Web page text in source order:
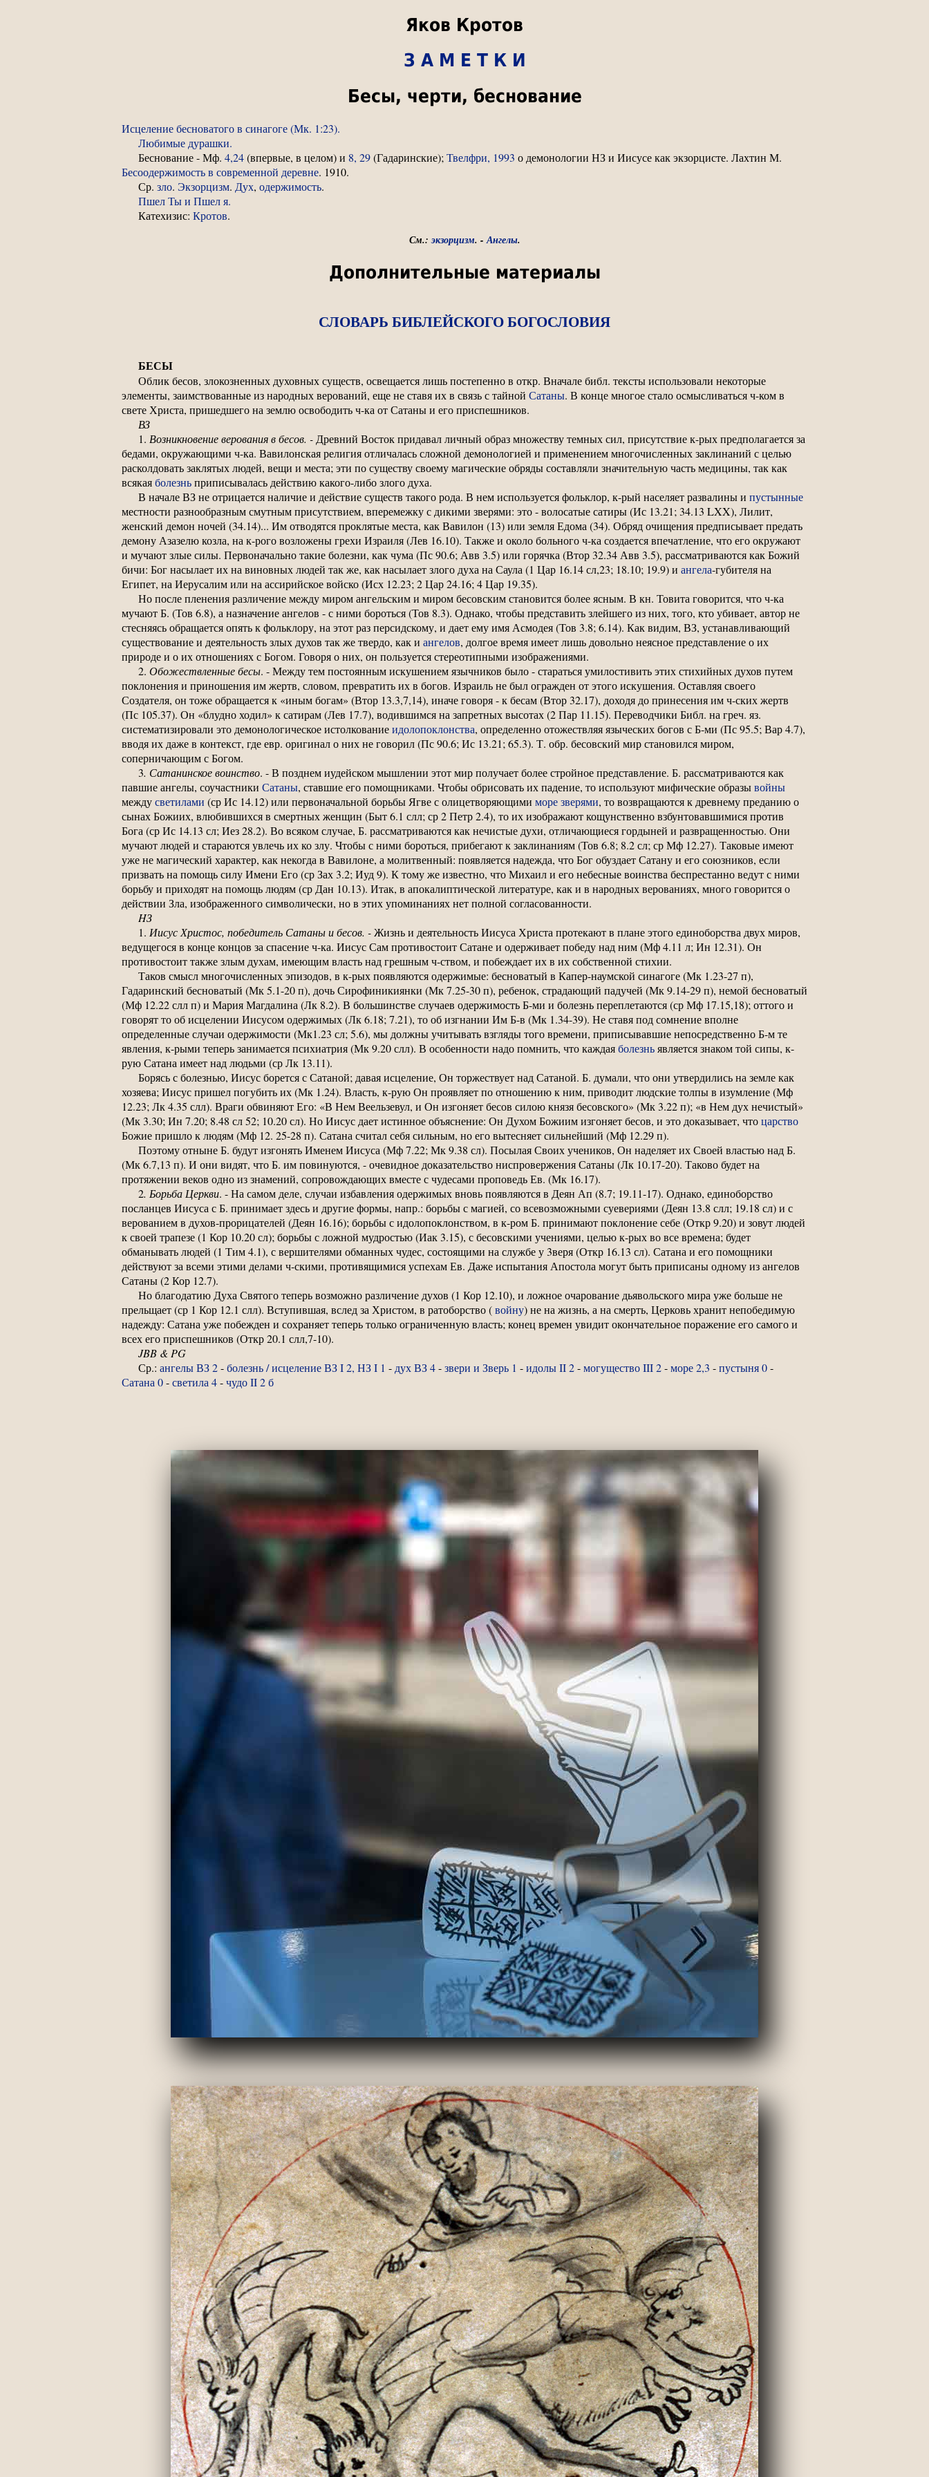
Яков Кротов
З А М Е Т К И
Бесы, черти, беснование
Исцеление бесноватого в синагоге (Мк. 1:23).
Любимые дурашки.
Беснование - Мф. 4,24(впервые, в целом) и 8, 29(Гадаринские); Твелфри, 1993 о демонологии НЗ и Иисусе как экзорцисте. Лахтин М.
Бесоодержимость в современной деревне. 1910.
Ср. зло. Экзорцизм. Дух, одержимость.
Пшел Ты и Пшел я.
Катехизис: Кротов.
См.:экзорцизм. -Ангелы.
Дополнительные материалы
СЛОВАРЬ БИБЛЕЙСКОГО БОГОСЛОВИЯ
БЕСЫ
Облик бесов, злокозненных духовных существ, освещается лишь постепенно в откр. Вначале библ. тексты использовали некоторые
элементы, заимствованные из народных верований, еще не ставя их в связь с тайной Сатаны. В конце многое стало осмысливаться ч-ком в
свете Христа, пришедшего на землю освободить ч-ка от Сатаны и его приспешников.
ВЗ
1. Возникновение верования в бесов. - Древний Восток придавал личный образ множеству темных сил, присутствие к-рых предполагается за
бедами, окружающими ч-ка. Вавилонская религия отличалась сложной демонологией и применением многочисленных заклинаний с целью
расколдовать заклятых людей, вещи и места; эти по существу своему магические обряды составляли значительную часть медицины, так как
всякаяболезньприписывалась действию какого-либо злого духа.
В начале ВЗ не отрицается наличие и действие существ такого рода. В нем используется фольклор, к-рый населяет развалины и пустынные
местности разнообразным смутным присутствием, вперемежку с дикими зверями: это - волосатые сатиры (Ис 13.21; 34.13 LXX), Лилит,
женский демон ночей (34.14)... Им отводятся проклятые места, как Вавилон (13) или земля Едома (34). Обряд очищения предписывает предать
демону Азазелю козла, на к-рого возложены грехи Израиля (Лев 16.10). Также и около больного ч-ка создается впечатление, что его окружают
и мучают злые силы. Первоначально такие болезни, как чума (Пс 90.6; Авв 3.5) или горячка (Втор 32.34 Авв 3.5), рассматриваются как Божий
бичи: Бог насылает их на виновных людей так же, как насылает злого духа на Саула (1 Цар 16.14 сл,23; 18.10; 19.9) и ангела-губителя на
Египет, на Иерусалим или на ассирийское войско (Исх 12.23; 2 Цар 24.16; 4 Цар 19.35).
Но после пленения различение между миром ангельским и миром бесовским становится более ясным. В кн. Товита говорится, что ч-ка
мучают Б. (Тов 6.8), а назначение ангелов - с ними бороться (Тов 8.3). Однако, чтобы представить злейшего из них, того, кто убивает, автор не
стесняясь обращается опять к фольклору, на этот раз персидскому, и дает ему имя Асмодея (Тов 3.8; 6.14). Как видим, ВЗ, устанавливающий
существование и деятельность злых духов так же твердо, как и ангелов, долгое время имеет лишь довольно неясное представление о их
природе и о их отношениях с Богом. Говоря о них, он пользуется стереотипными изображениями.
2. Обожествленныебесы. - Между тем постоянным искушением язычников было - стараться умилостивить этих стихийных духов путем
поклонения и приношения им жертв, словом, превратить их в богов. Израиль не был огражден от этого искушения. Оставляя своего
Создателя, он тоже обращается к «иным богам» (Втор 13.3,7,14), иначе говоря - к бесам (Втор 32.17), доходя до принесения им ч-ских жертв
(Пс 105.37). Он «блудно ходил» к сатирам (Лев 17.7), водившимся на запретных высотах (2 Пар 11.15). Переводчики Библ. на греч. яз.
систематизировали это демонологическое истолкованиеидолопоклонства, определенно отожествляя языческих богов с Б-ми (Пс 95.5; Вар 4.7),
вводя их даже в контекст, где евр. оригинал о них не говорил (Пс 90.6; Ис 13.21; 65.3). Т. обр. бесовский мир становился миром,
соперничающим с Богом.
3. Сатанинское воинство. - В позднем иудейском мышлении этот мир получает более стройное представление. Б. рассматриваются как
павшие ангелы, соучастники Сатаны, ставшие его помощниками. Чтобы обрисовать их падение, то используют мифические образывойны
междусветилами (ср Ис 14.12) или первоначальной борьбы Ягве с олицетворяющими морезверями, то возвращаются к древнему преданию о
сынах Божиих, влюбившихся в смертных женщин (Быт 6.1 слл; ср 2 Петр 2.4), то их изображают кощунственно взбунтовавшимися против
Бога (ср Ис 14.13 сл; Иез 28.2). Во всяком случае, Б. рассматриваются как нечистые духи, отличающиеся гордыней и развращенностью. Они
мучают людей и стараются увлечь их ко злу. Чтобы с ними бороться, прибегают к заклинаниям (Тов 6.8; 8.2 сл; ср Мф 12.27). Таковые имеют
уже не магический характер, как некогда в Вавилоне, а молитвенный: появляется надежда, что Бог обуздает Сатану и его союзников, если
призвать на помощь силу Имени Его (ср Зах 3.2; Иуд 9). К тому же известно, что Михаил и его небесные воинства беспрестанно ведут с ними
борьбу и приходят на помощь людям (ср Дан 10.13). Итак, в апокалиптической литературе, как и в народных верованиях, много говорится о
действии Зла, изображенного символически, но в этих упоминаниях нет полной согласованности.
HЗ
1. Иисус Христос, победитель Сатаны и бесов. -Жизнь и деятельность Иисуса Христа протекают в плане этого единоборства двух миров,
ведущегося в конце концов за спасение ч-ка. Иисус Сам противостоит Сатане и одерживает победу над ним (Мф 4.11 л; Ин 12.31). Он
противостоит также злым духам, имеющим власть над грешным ч-ством, и побеждает их в их собственной стихии.
Таков смысл многочисленных эпизодов, в к-рых появляются одержимые: бесноватый в Капер-наумской синагоге (Мк 1.23-27 п),
Гадаринский бесноватый (Мк 5.1-20 п), дочь Сирофиникиянки (Мк 7.25-30 п), ребенок, страдающий падучей (Мк 9.14-29 п), немой бесноватый
(Мф 12.22 слл п) и Мария Магдалина (Лк 8.2). В большинстве случаев одержимость Б-ми и болезнь переплетаются (ср Мф 17.15,18); оттого и
говорят то об исцелении Иисусом одержимых (Лк 6.18; 7.21), то об изгнании Им Б-в (Мк 1.34-39). Не ставя под сомнение вполне
определенные случаи одержимости (Мк1.23 сл; 5.6), мы должны учитывать взгляды того времени, приписывавшие непосредственно Б-м те
явления, к-рыми теперь занимается психиатрия (Мк 9.20 слл). В особенности надо помнить, что каждаяболезньявляется знаком той сипы, к-
рую Сатана имеет над людьми (ср Лк 13.11).
Борясь с болезнью, Иисус борется с Сатаной; давая исцеление, Он торжествует над Сатаной. Б. думали, что они утвердились на земле как
хозяева; Иисус пришел погубить их (Мк 1.24). Власть, к-рую Он проявляет по отношению к ним, приводит людские толпы в изумление (Мф
12.23; Лк 4.35 слл). Враги обвиняют Его: «В Нем Веельзевул, и Он изгоняет бесов силою князя бесовского» (Мк 3.22 п); «в Нем дух нечистый»
(Мк 3.30; Ин 7.20; 8.48 сл 52; 10.20 сл). Но Иисус дает истинное объяснение: Он Духом Божиим изгоняет бесов, и это доказывает, чтоцарство
Божие пришло к людям (Мф 12. 25-28 п). Сатана считал себя сильным, но его вытесняет сильнейший (Мф 12.29 п).
Поэтому отныне Б. будут изгонять Именем Иисуса (Мф 7.22; Мк 9.38 сл). Посылая Своих учеников, Он наделяет их Своей властью над Б.
(Мк 6.7,13 п). И они видят, что Б. им повинуются, - очевидное доказательство ниспровержения Сатаны (Лк 10.17-20). Таково будет на
протяжении веков одно из знамений, сопровождающих вместе с чудесами проповедь Ев. (Мк 16.17).
2. Борьба Церкви. - На самом деле, случаи избавления одержимых вновь появляются в Деян Ап (8.7; 19.11-17). Однако, единоборство
посланцев Иисуса с Б. принимает здесь и другие формы, напр.: борьбы с магией, со всевозможными суевериями (Деян 13.8 слл; 19.18 сл) и с
верованием в духов-прорицателей (Деян 16.16); борьбы с идолопоклонством, в к-ром Б. принимают поклонение себе (Откр 9.20) и зовут людей
к своей трапезе (1 Кор 10.20 сл); борьбы с ложной мудростью (Иак 3.15), с бесовскими учениями, целью к-рых во все времена; будет
обманывать людей (1 Тим 4.1), с вершителями обманных чудес, состоящими на службе у 3веря (Откр 16.13 сл). Сатана и его помощники
действуют за всеми этими делами ч-скими, противящимися успехам Ев. Даже испытания Апостола могут быть приписаны одному из ангелов
Сатаны (2 Кор 12.7).
Но благодатию Духа Святого теперь возможно различение духов (1 Кор 12.10), и ложное очарование дьявольского мира уже больше не
прельщает (ср 1 Кор 12.1 слл). Вступившая, вслед за Христом, в ратоборство (войну) не на жизнь, а на смерть, Церковь хранит непобедимую
надежду: Сатана уже побежден и сохраняет теперь только ограниченную власть; конец времен увидит окончательное поражение его самого и
всех его приспешников (Откр 20.1 слл,7-10).
JBB & PG
Ср.: ангелы ВЗ 2-болезнь / исцеление ВЗ I 2, НЗ I 1 - дух ВЗ 4-звери и Зверь 1 -идолы II 2-могущество III 2-море 2,3 -пустыня 0-
Сатана 0-светила 4-чудо II 2 б